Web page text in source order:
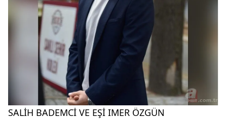
SALİH BADEMCİ VE EŞİ IMER ÖZGÜN